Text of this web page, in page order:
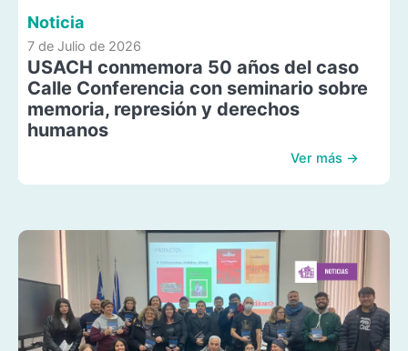
Noticia
7 de Julio de 2026
USACH conmemora 50 años del caso
Calle Conferencia con seminario sobre
memoria, represión y derechos
humanos
Ver más →